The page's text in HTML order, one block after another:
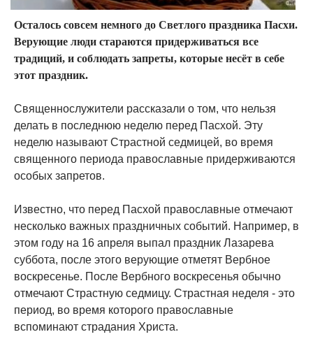
Осталось совсем немного до Светлого праздника Пасхи.
Верующие люди стараются придерживаться все
традиций, и соблюдать запреты, которые несёт в себе
этот праздник.
Священнослужители рассказали о том, что нельзя
делать в последнюю неделю перед Пасхой. Эту
неделю называют Страстной седмицей, во время
священного периода православные придерживаются
особых запретов.
Известно, что перед Пасхой православные отмечают
несколько важных праздничных событий. Например, в
этом году на 16 апреля выпал праздник Лазарева
суббота, после этого верующие отметят Вербное
воскресенье. После Вербного воскресенья обычно
отмечают Страстную седмицу. Страстная неделя - это
период, во время которого православные
вспоминают страдания Христа.